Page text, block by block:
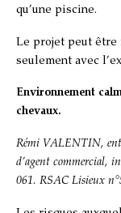
qu’une piscine.
Le projet peut être
seulement avec
Environnement
chevaux.
Rémi VALENTIN,
d’agent commercial,
061. RSAC Lisieux